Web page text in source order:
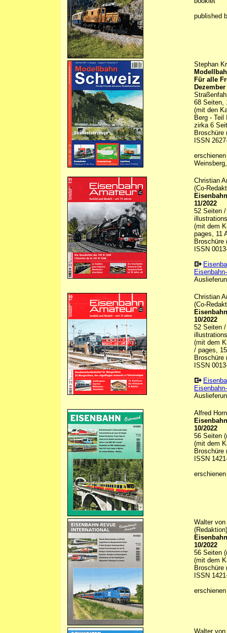
published
Stephan
Für alle
68 Seiten,
(mit den
Berg -
zirka 6
Broschüre
ISSN
Christian
(Co-
11/2022
52 Seiten
(mit dem
pages, 11
Broschüre
ISSN
Christian
(Co-
10/2022
52 Seiten
(mit dem
/ pages,
Broschüre
ISSN
Alfred
10/2022
56 Seiten
(mit dem
Broschüre
ISSN
Walter
(Redaktion)
10/2022
56 Seiten
(mit dem
Broschüre
ISSN
Walter